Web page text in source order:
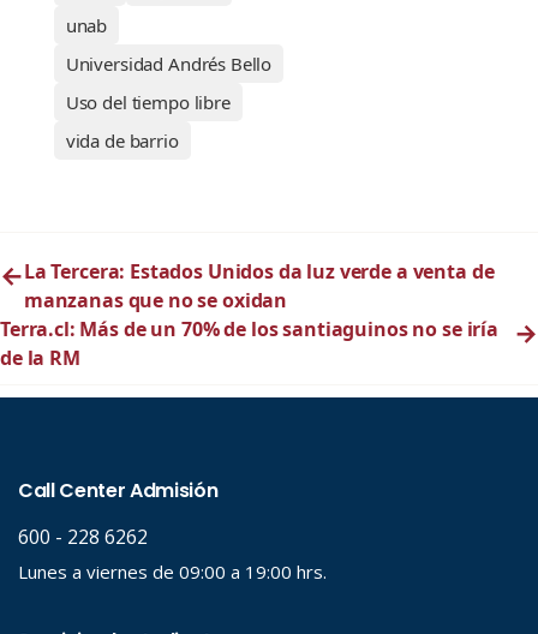
unab
Universidad Andrés Bello
Uso del tiempo libre
vida de barrio
←La Tercera: Estados Unidos da luz verde a venta de
manzanas que no se oxidan
Terra.cl: Más de un 70% de los santiaguinos no se iría
de la RM
→